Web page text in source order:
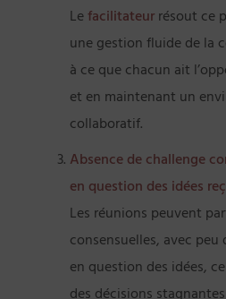
Lefacilitateurrésout ce
une gestion fluide de la
à ce que chacun ait
et en maintenant un
collaboratif.
Absence de challenge
en question des idées
Les réunions peuvent
consensuelles, avec
en question des idées,